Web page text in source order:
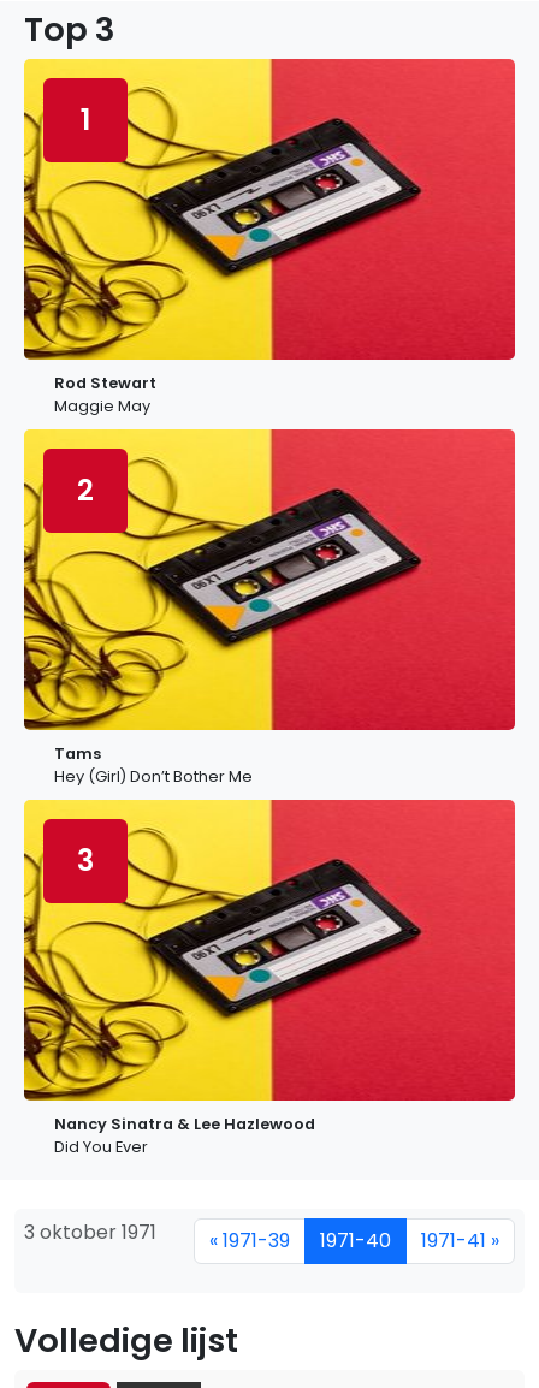
Top 3
1
Rod Stewart
Maggie May
2
Tams
Hey (Girl) Don’t Bother Me
3
Nancy Sinatra & Lee Hazlewood
Did You Ever
3 oktober 1971 « 1971-39 1971-40 1971-41 »
Volledige lijst